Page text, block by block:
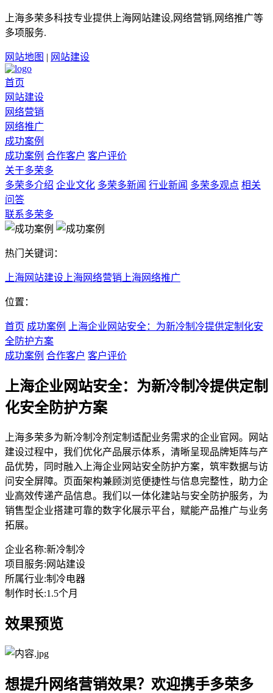
上海多荣多科技专业提供上海网站建设,网络营销,网络推广等
多项服务.
网站地图 | 网站建设
首页
网站建设
网络营销
网络推广
成功案例
成功案例 合作客户 客户评价
关于多荣多
多荣多介绍 企业文化 多荣多新闻 行业新闻 多荣多观点 相关
问答
联系多荣多
热门关键词：
上海网站建设 上海网络营销 上海网络推广
位置：
首页 成功案例
上海企业网站安全：为新冷制冷提供定制化安
全防护方案
成功案例 合作客户 客户评价
上海企业网站安全：为新冷制冷提供定制
化安全防护方案
上海多荣多为新冷制冷剂定制适配业务需求的企业官网。网站
建设过程中，我们优化产品展示体系，清晰呈现品牌矩阵与产
品优势，同时融入上海企业网站安全防护方案，筑牢数据与访
问安全屏障。页面架构兼顾浏览便捷性与信息完整性，助力企
业高效传递产品信息。我们以一体化建站与安全防护服务，为
销售型企业搭建可靠的数字化展示平台，赋能产品推广与业务
拓展。
企业名称:新冷制冷
项目服务: 网站建设
所属行业:制冷电器
制作时长:1.5个月
效果预览
想提升网络营销效果？欢迎携手多荣多